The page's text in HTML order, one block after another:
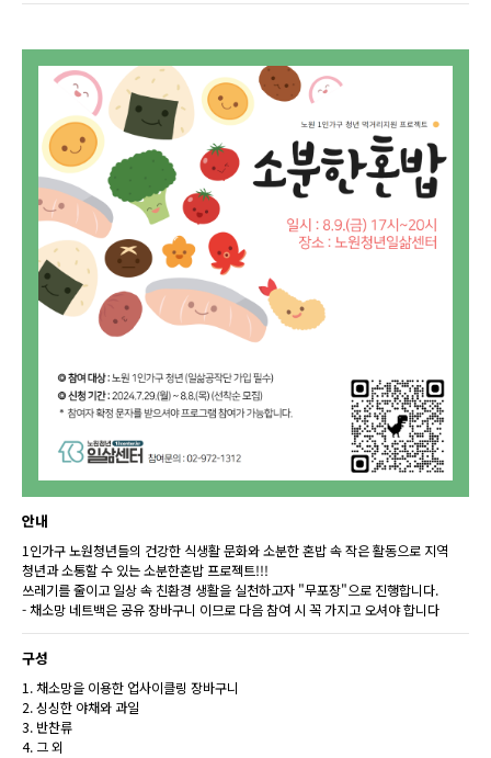
안내
1인가구 노원청년들의 건강한 식생활 문화와 소분한 혼밥 속 작은 활동으로 지역
청년과 소통할 수 있는 소분한혼밥 프로젝트!!!
쓰레기를 줄이고 일상 속 친환경 생활을 실천하고자 "무포장"으로 진행합니다.
- 채소망 네트백은 공유 장바구니 이므로 다음 참여 시 꼭 가지고 오셔야 합니다
구성
1. 채소망을 이용한 업사이클링 장바구니
2. 싱싱한 야채와 과일
3. 반찬류
4. 그 외